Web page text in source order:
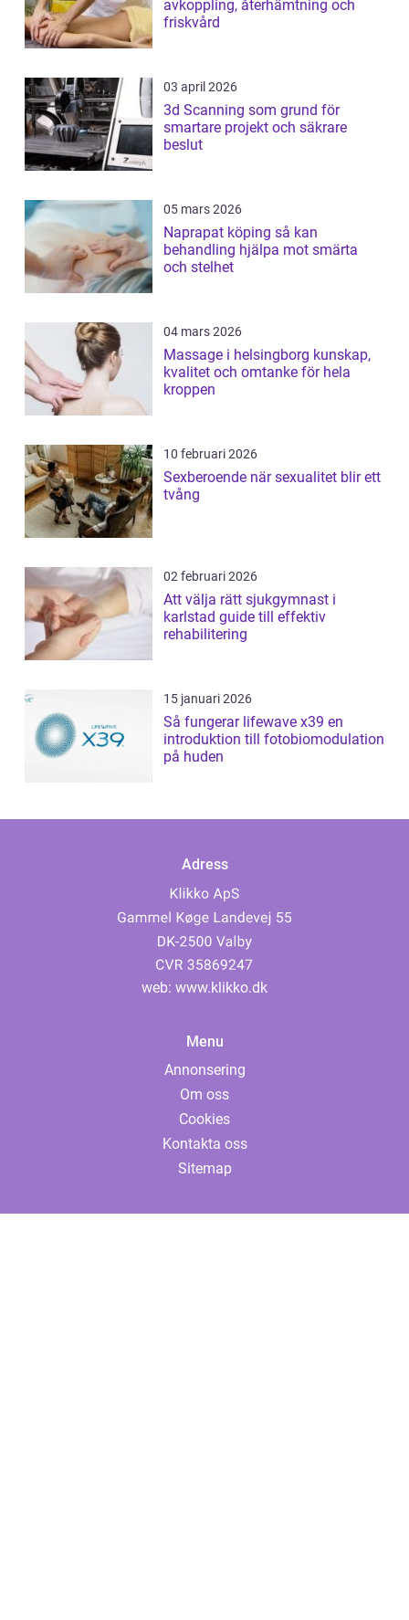
avkoppling, återhämtning och
friskvård
03 april 2026
3d Scanning som grund för
smartare projekt och säkrare
beslut
05 mars 2026
Naprapat köping så kan
behandling hjälpa mot smärta
och stelhet
04 mars 2026
Massage i helsingborg kunskap,
kvalitet och omtanke för hela
kroppen
10 februari 2026
Sexberoende när sexualitet blir ett
tvång
02 februari 2026
Att välja rätt sjukgymnast i
karlstad guide till effektiv
rehabilitering
15 januari 2026
Så fungerar lifewave x39 en
introduktion till fotobiomodulation
på huden
Adress
web: www.klikko.dk
Menu
Annonsering
Om oss
Cookies
Kontakta oss
Sitemap